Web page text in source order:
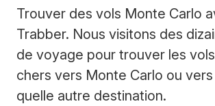
Trouver des vols Monte Carlo
Trabber. Nous visitons des
de voyage pour trouver les
chers vers Monte Carlo ou
quelle autre destination.